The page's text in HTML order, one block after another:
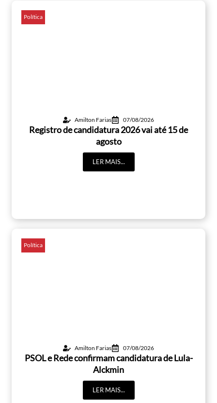
Política
Amilton Farias 07/08/2026
Registro de candidatura 2026 vai até 15 de
agosto
LER MAIS...
Política
Amilton Farias 07/08/2026
PSOL e Rede confirmam candidatura de Lula-
Alckmin
LER MAIS...